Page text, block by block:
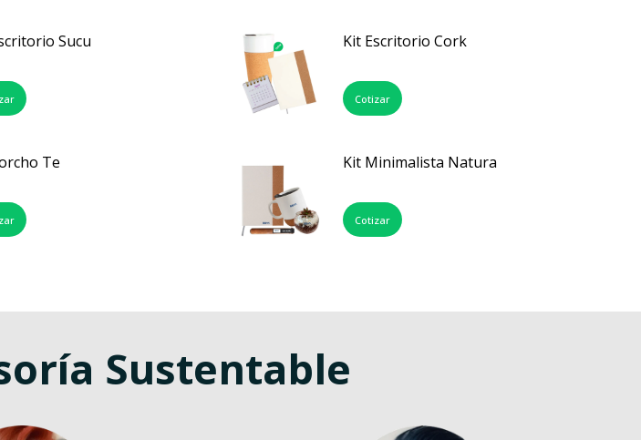
Sucu Kit Escritorio Cork
Cotizar
Te Kit Minimalista Natura
Cotizar
Sustentable